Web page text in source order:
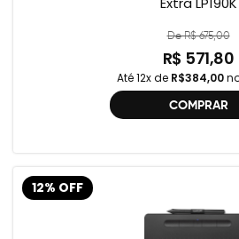
De R$ 675,00
R$ 571,80
Até 12x de R$384,00
COMPRAR
12% OFF